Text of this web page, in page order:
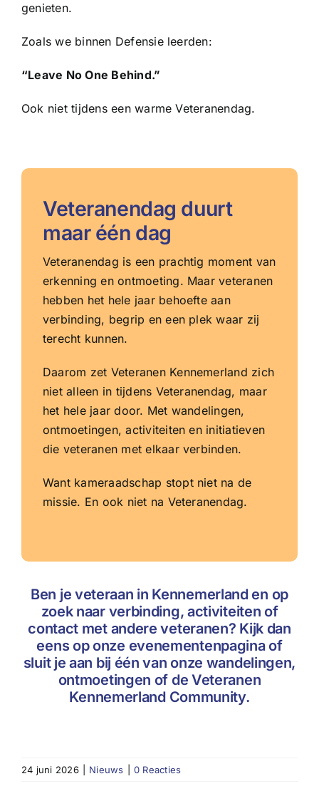
genieten.
Zoals we binnen Defensie leerden:
“Leave No One Behind.”
Ook niet tijdens een warme Veteranendag.
Veteranendag duurt
maar één dag
Veteranendag is een prachtig moment van
erkenning en ontmoeting. Maar veteranen
hebben het hele jaar behoefte aan
verbinding, begrip en een plek waar zij
terecht kunnen.
Daarom zet Veteranen Kennemerland zich
niet alleen in tijdens Veteranendag, maar
het hele jaar door. Met wandelingen,
ontmoetingen, activiteiten en initiatieven
die veteranen met elkaar verbinden.
Want kameraadschap stopt niet na de
missie. En ook niet na Veteranendag.
Ben je veteraan in Kennemerland en op
zoek naar verbinding, activiteiten of
contact met andere veteranen? Kijk dan
eens op onze evenementenpagina of
sluit je aan bij één van onze wandelingen,
ontmoetingen of de Veteranen
Kennemerland Community.
24 juni 2026 Nieuws 0 Reacties